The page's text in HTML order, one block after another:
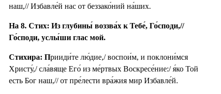
наш,// Избавле́й нас от беззако́ний на́ших.
На 8. Стих: Из глубины́ воззва́х к Тебе́, Го́споди,//
Го́споди, услы́ши глас мой.
Стихира: Прииди́те лю́дие,/ воспои́м, и поклони́мся
Христу́,/ сла́вяще Его́ из ме́ртвых Воскресе́ние:/ я́ко Той
есть Бог наш,// от пре́лести вра́жия мир Избавле́й.